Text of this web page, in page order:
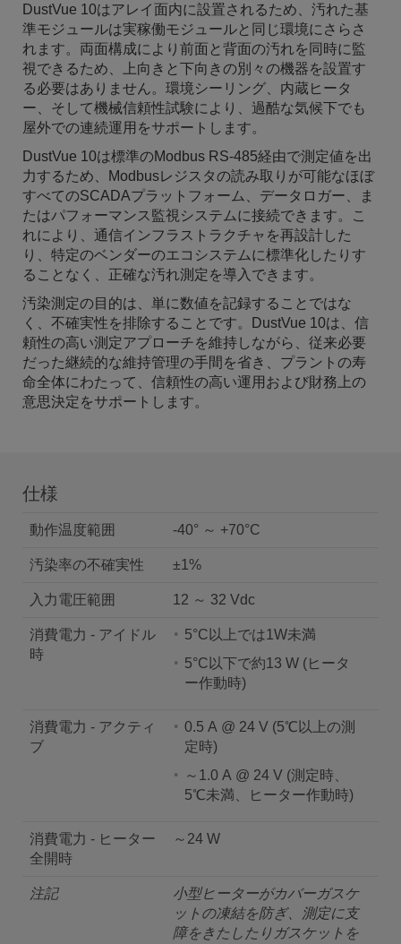
DustVue 10はアレイ面内に設置されるため、汚れた基
準モジュールは実稼働モジュールと同じ環境にさらさ
れます。両面構成により前面と背面の汚れを同時に監
視できるため、上向きと下向きの別々の機器を設置す
る必要はありません。環境シーリング、内蔵ヒータ
ー、そして機械信頼性試験により、過酷な気候下でも
屋外での連続運用をサポートします。
DustVue 10は標準のModbus RS-485経由で測定値を出
力するため、Modbusレジスタの読み取りが可能なほぼ
すべてのSCADAプラットフォーム、データロガー、ま
たはパフォーマンス監視システムに接続できます。こ
れにより、通信インフラストラクチャを再設計した
り、特定のベンダーのエコシステムに標準化したりす
ることなく、正確な汚れ測定を導入できます。
汚染測定の目的は、単に数値を記録することではな
く、不確実性を排除することです。DustVue 10は、信
頼性の高い測定アプローチを維持しながら、従来必要
だった継続的な維持管理の手間を省き、プラントの寿
命全体にわたって、信頼性の高い運用および財務上の
意思決定をサポートします。
仕様
動作温度範囲 -40° ～ +70°C
汚染率の不確実性 ±1%
入力電圧範囲 12 ～ 32 Vdc
消費電力 - アイドル
時
5°C以上では1W未満
5°C以下で約13 W (ヒータ
ー作動時)
消費電力 - アクティ
ブ
0.5 A @ 24 V (5℃以上の測
定時)
～1.0 A @ 24 V (測定時、
5℃未満、ヒーター作動時)
消費電力 - ヒーター
全開時
～24 W
注記
小型ヒーターがカバーガスケ
ットの凍結を防ぎ、測定に支
障をきたしたりガスケットを